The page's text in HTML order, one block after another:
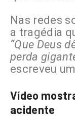
Nas redes
a tragédia
“Que Deus
perda
escreveu
Vídeo
acidente